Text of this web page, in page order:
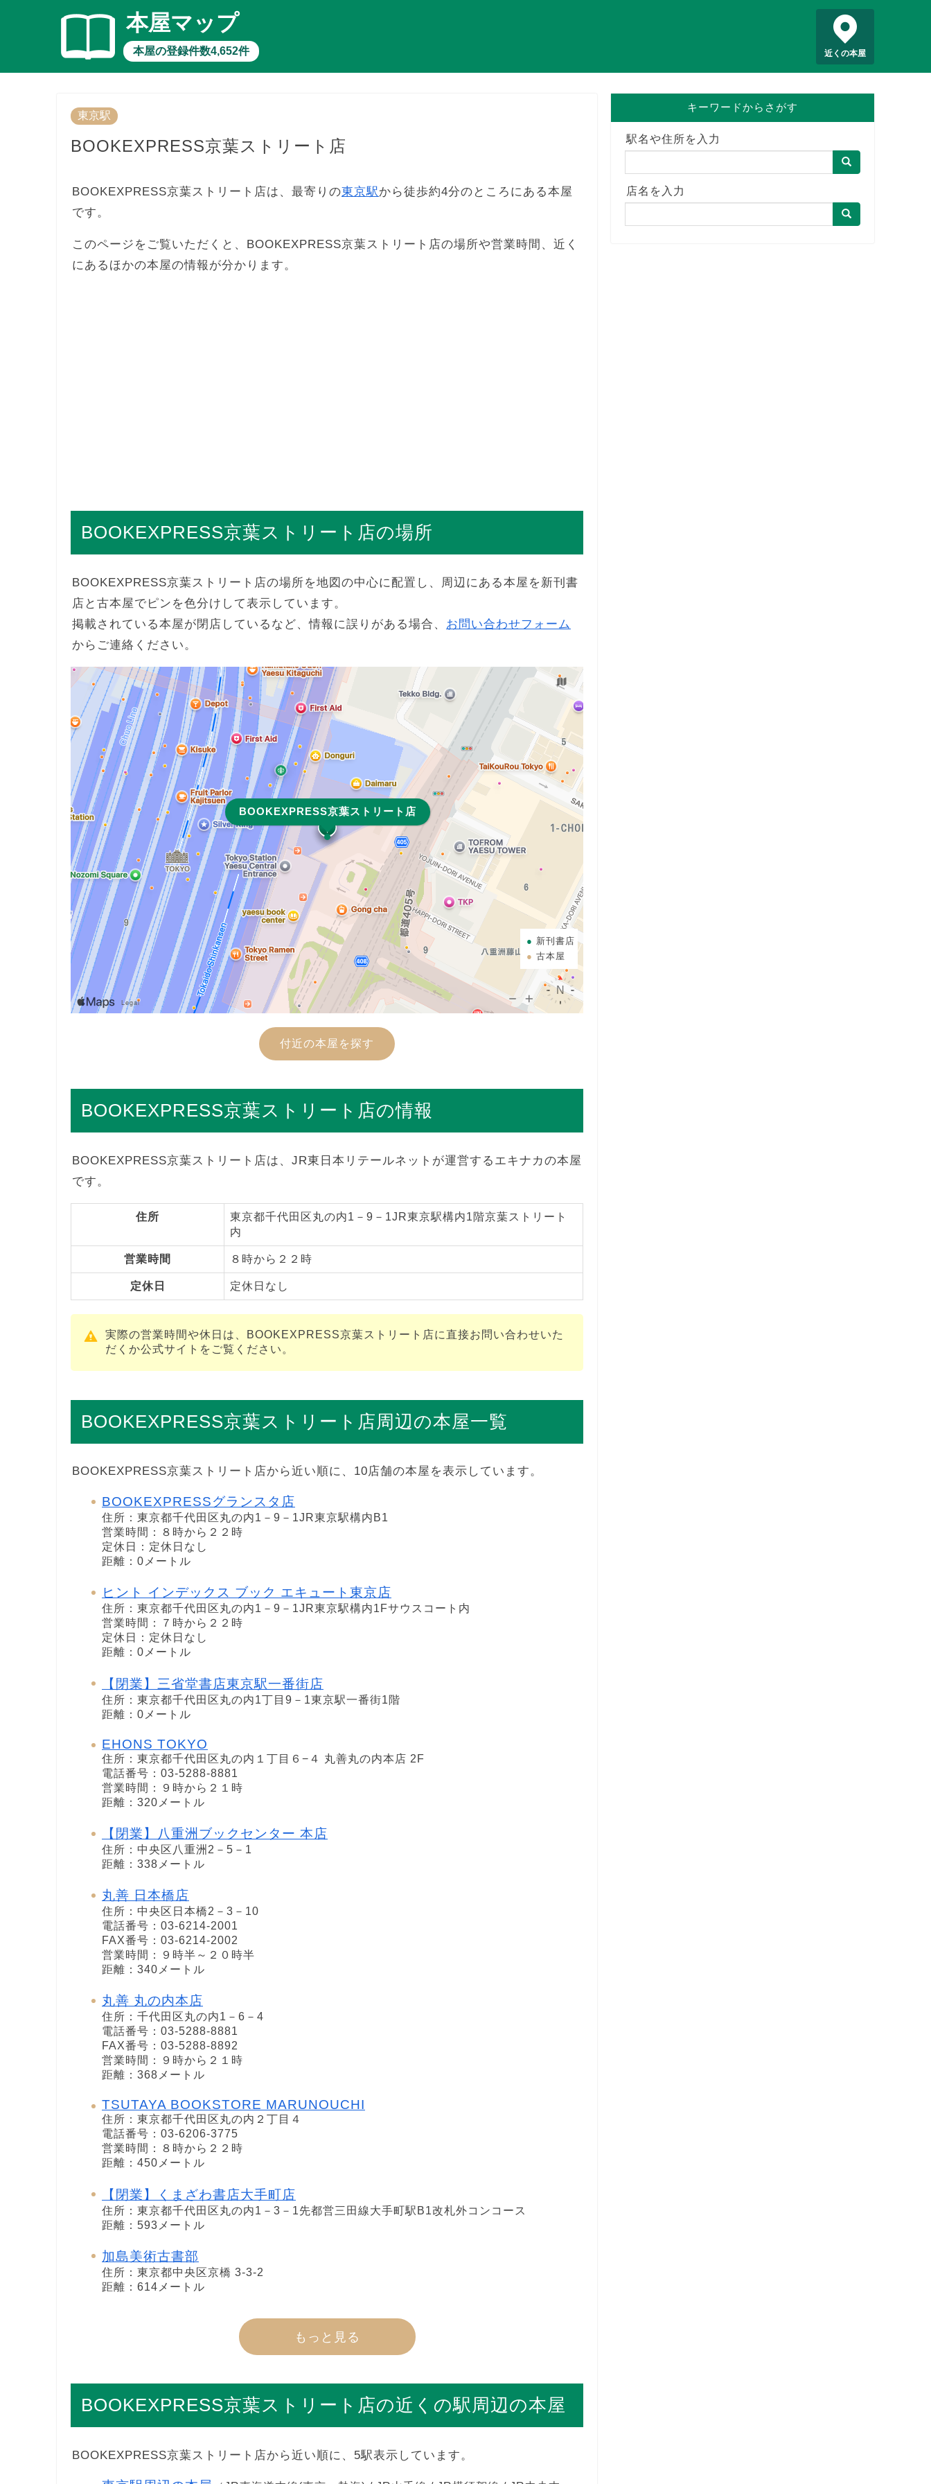
本屋マップ
本屋の登録件数4,652件 近くの本屋
東京駅
BOOKEXPRESS京葉ストリート店
BOOKEXPRESS京葉ストリート店は、最寄りの東京駅から徒歩約4分のところにある本屋
です。
このページをご覧いただくと、BOOKEXPRESS京葉ストリート店の場所や営業時間、近く
にあるほかの本屋の情報が分かります。
BOOKEXPRESS京葉ストリート店の場所
BOOKEXPRESS京葉ストリート店の場所を地図の中心に配置し、周辺にある本屋を新刊書
店と古本屋でピンを色分けして表示しています。
掲載されている本屋が閉店しているなど、情報に誤りがある場合、 お問い合わせフォーム
からご連絡ください。
BOOKEXPRESS京葉ストリート店
新刊書店
古本屋
付近の本屋を探す
BOOKEXPRESS京葉ストリート店の情報
BOOKEXPRESS京葉ストリート店は、JR東日本リテールネットが運営するエキナカの本屋
です。
住所
東京都千代田区丸の内1－9－1JR東京駅構内1階京葉ストリート
内
営業時間 ８時から２２時
定休日 定休日なし
実際の営業時間や休日は、BOOKEXPRESS京葉ストリート店に直接お問い合わせいた
だくか公式サイトをご覧ください。
BOOKEXPRESS京葉ストリート店周辺の本屋一覧
BOOKEXPRESS京葉ストリート店から近い順に、10店舗の本屋を表示しています。
BOOKEXPRESSグランスタ店
住所：東京都千代田区丸の内1－9－1JR東京駅構内B1
営業時間：８時から２２時
定休日：定休日なし
距離：0メートル
ヒント インデックス ブック エキュート東京店
住所：東京都千代田区丸の内1－9－1JR東京駅構内1Fサウスコート内
営業時間：７時から２２時
定休日：定休日なし
距離：0メートル
【閉業】三省堂書店東京駅一番街店
住所：東京都千代田区丸の内1丁目9－1東京駅一番街1階
距離：0メートル
EHONS TOKYO
住所：東京都千代田区丸の内１丁目６−４ 丸善丸の内本店 2F
電話番号：03-5288-8881
営業時間：９時から２１時
距離：320メートル
【閉業】八重洲ブックセンター 本店
住所：中央区八重洲2－5－1
距離：338メートル
丸善 日本橋店
住所：中央区日本橋2－3－10
電話番号：03-6214-2001
FAX番号：03-6214-2002
営業時間：９時半～２０時半
距離：340メートル
丸善 丸の内本店
住所：千代田区丸の内1－6－4
電話番号：03-5288-8881
FAX番号：03-5288-8892
営業時間：９時から２１時
距離：368メートル
TSUTAYA BOOKSTORE MARUNOUCHI
住所：東京都千代田区丸の内２丁目４
電話番号：03-6206-3775
営業時間：８時から２２時
距離：450メートル
【閉業】くまざわ書店大手町店
住所：東京都千代田区丸の内1－3－1先都営三田線大手町駅B1改札外コンコース
距離：593メートル
加島美術古書部
住所：東京都中央区京橋 3-3-2
距離：614メートル
もっと見る
BOOKEXPRESS京葉ストリート店の近くの駅周辺の本屋
BOOKEXPRESS京葉ストリート店から近い順に、5駅表示しています。
キーワードからさがす
駅名や住所を入力
店名を入力